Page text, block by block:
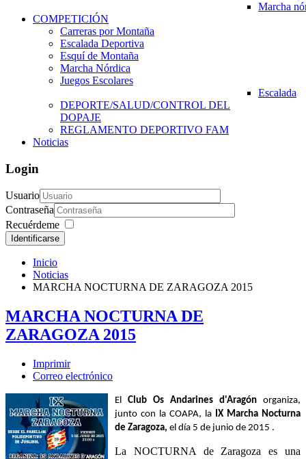
Marcha
COMPETICIÓN
Carreras por Montaña
Escalada Deportiva
Esquí de Montaña
Marcha Nórdica
Juegos Escolares
Escalada
DEPORTE/SALUD/CONTROL DEL
DOPAJE
REGLAMENTO DEPORTIVO FAM
Noticias
Login
Usuario
Contraseña
Recuérdeme
Identificarse
Inicio
Noticias
MARCHA NOCTURNA DE ZARAGOZA 2015
MARCHA NOCTURNA DE
ZARAGOZA 2015
Imprimir
Correo electrónico
El Club Os Andarines d'Aragón organiza,
junto con la COAPA, la IX Marcha Nocturna
de Zaragoza, el día 5 de junio de 2015 .
La NOCTURNA de Zaragoza es una